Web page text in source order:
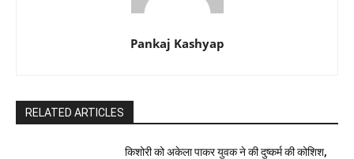
Pankaj Kashyap
RELATED ARTICLES
किशोरी को अकेला पाकर युवक ने की दुष्कर्म की कोशिश,